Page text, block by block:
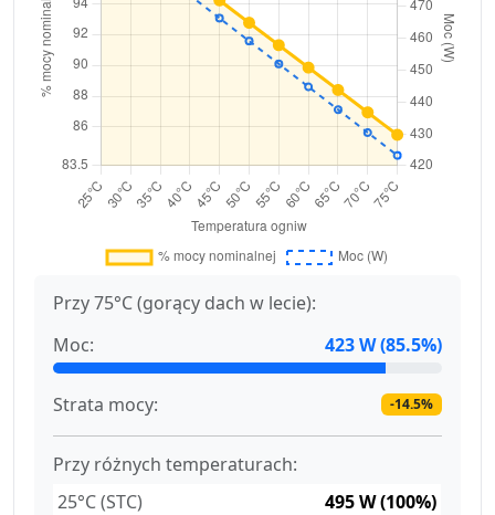
Przy 75°C (gorący dach w lecie):
Moc:
423 W (85.5%)
Strata mocy: -14.5%
Przy różnych temperaturach:
25°C (STC)
495 W (100%)